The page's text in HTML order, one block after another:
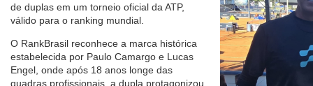
de duplas em um torneio oficial da ATP,
válido para o ranking mundial.
O RankBrasil reconhece a marca histórica
estabelecida por Paulo Camargo e Lucas
Engel, onde após 18 anos longe das
quadras profissionais, a dupla protagonizou